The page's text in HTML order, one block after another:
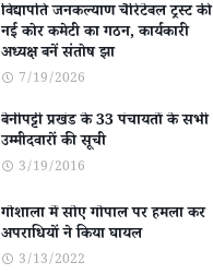
विद्यापति जनकल्याण चैरिटेबल ट्रस्ट की
नई कोर कमेटी का गठन, कार्यकारी
अध्यक्ष बनें संतोष झा
7/19/2026
बेनीपट्टी प्रखंड के 33 पंचायतों के सभी
उम्मीदवारों की सूची
3/19/2016
गोशाला में सोए गोपाल पर हमला कर
अपराधियों ने किया घायल
3/13/2022